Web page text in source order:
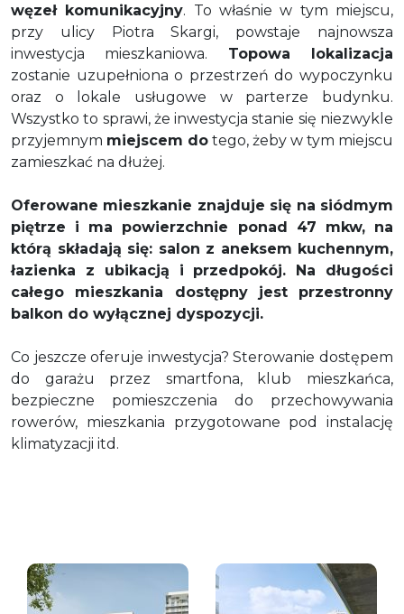
węzeł komunikacyjny. To właśnie w tym miejscu,
przy ulicy Piotra Skargi, powstaje najnowsza
inwestycja mieszkaniowa. Topowa lokalizacja
zostanie uzupełniona o przestrzeń do wypoczynku
oraz o lokale usługowe w parterze budynku.
Wszystko to sprawi, że inwestycja stanie się niezwykle
przyjemnym miejscem do tego, żeby w tym miejscu
zamieszkać na dłużej.
Oferowane mieszkanie znajduje się na siódmym
piętrze i ma powierzchnie ponad 47 mkw, na
którą składają się: salon z aneksem kuchennym,
łazienka z ubikacją i przedpokój. Na długości
całego mieszkania dostępny jest przestronny
balkon do wyłącznej dyspozycji.
Co jeszcze oferuje inwestycja? Sterowanie dostępem
do garażu przez smartfona, klub mieszkańca,
bezpieczne pomieszczenia do przechowywania
rowerów, mieszkania przygotowane pod instalację
klimatyzacji itd.